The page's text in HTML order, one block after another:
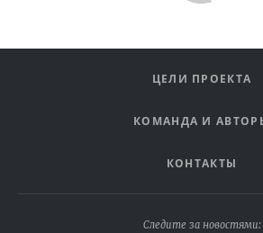
ЦЕЛИ ПРОЕКТА
КОМАНДА И
КОНТАКТЫ
Следите за новостями: